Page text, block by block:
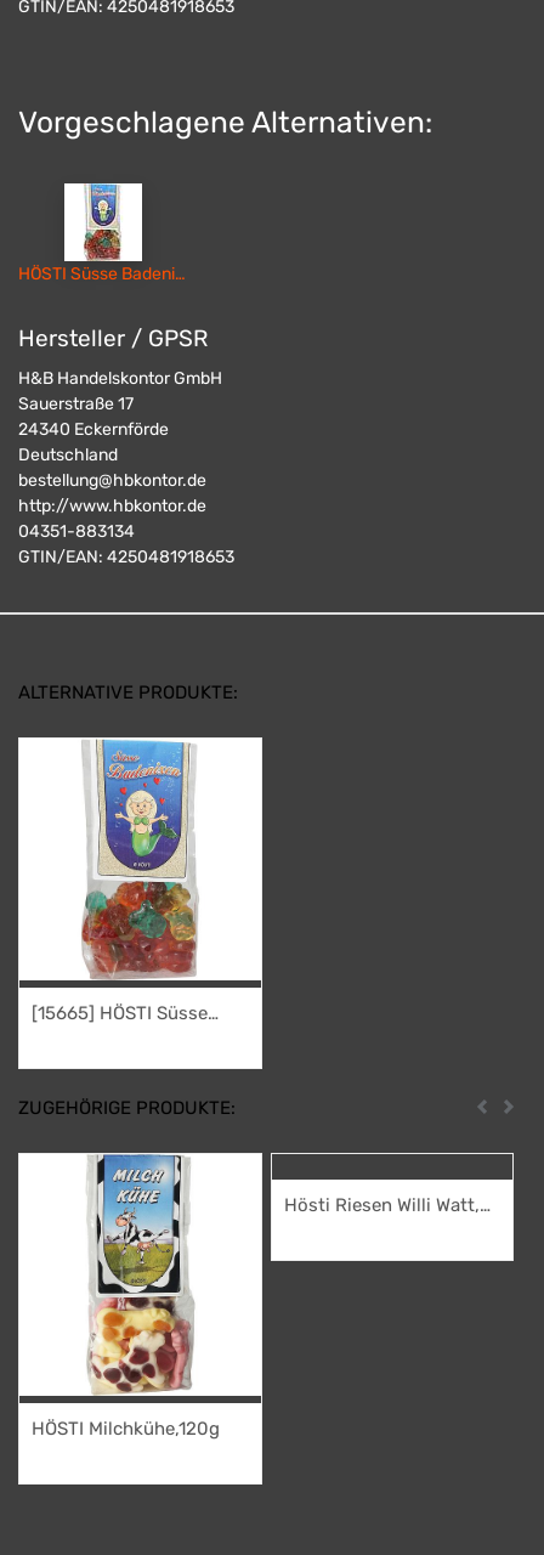
GTIN/EAN: 4250481918653
Vorgeschlagene Alternativen:
HÖSTI Süsse Badenixen
Hersteller / GPSR
H&B Handelskontor GmbH
Sauerstraße 17
24340 Eckernförde
Deutschland
bestellung@hbkontor.de
http://www.hbkontor.de
04351-883134
GTIN/EAN: 4250481918653
ALTERNATIVE PRODUKTE:
[15665] HÖSTI Süsse
ZUGEHÖRIGE PRODUKTE: Zurück
HÖSTI Milchkühe,120g
Hösti Riesen Willi Watt,